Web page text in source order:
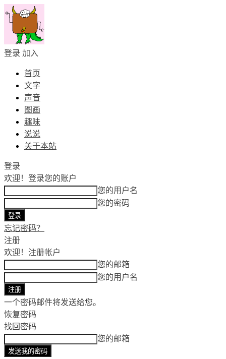
登录 加入
首页
文字
声音
图画
趣味
说说
关于本站
登录
欢迎！ 登录您的账户
您的用户名
您的密码
忘记密码？
注册
欢迎！ 注册帐户
您的邮箱
您的用户名
一个密码邮件将发送给您。
恢复密码
找回密码
您的邮箱